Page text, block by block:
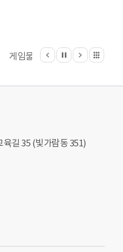
게임물관리위원회
이전
정지
다음 관련기관 전체보기
길 35 (빛가람동 351)